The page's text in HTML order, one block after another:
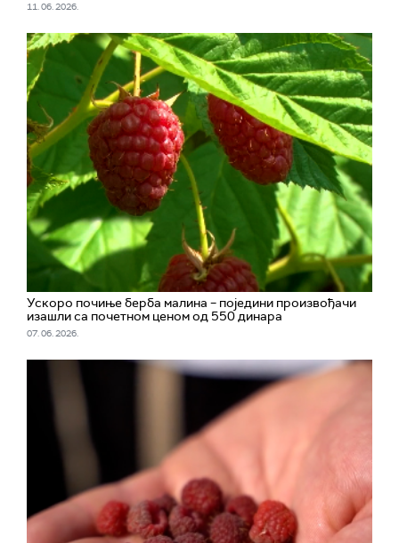
11. 06. 2026.
Ускоро почиње берба малина – поједини произвођачи
изашли са почетном ценом од 550 динара
07. 06. 2026.